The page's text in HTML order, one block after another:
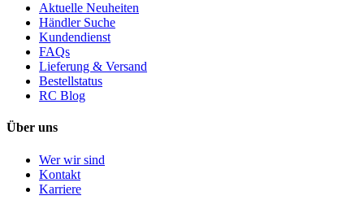
Aktuelle Neuheiten
Händler Suche
Kundendienst
FAQs
Lieferung & Versand
Bestellstatus
RC Blog
Über uns
Wer wir sind
Kontakt
Karriere